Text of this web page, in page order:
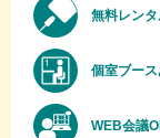
無料レン
個室ブース
WEB会議